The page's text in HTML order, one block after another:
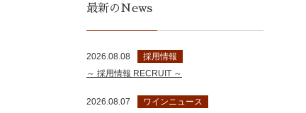
最新のNews
2026.08.08
採用情報
～ 採用情報 RECRUIT ～
2026.08.07
ワインニュース